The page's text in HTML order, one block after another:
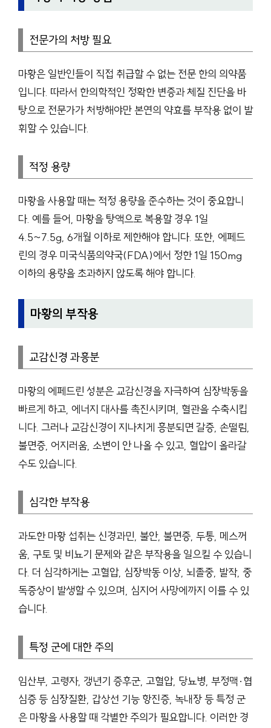
전문가의 처방 필요
마황은 일반인들이 직접 취급할 수 없는 전문 한의 의약품
입니다. 따라서 한의학적인 정확한 변증과 체질 진단을 바
탕으로 전문가가 처방해야만 본연의 약효를 부작용 없이 발
휘할 수 있습니다.
적정 용량
마황을 사용할 때는 적정 용량을 준수하는 것이 중요합니
다. 예를 들어, 마황을 탕액으로 복용할 경우 1일
4.5~7.5g, 6개월 이하로 제한해야 합니다. 또한, 에페드
린의 경우 미국식품의약국(FDA)에서 정한 1일 150mg
이하의 용량을 초과하지 않도록 해야 합니다.
마황의 부작용
교감신경 과흥분
마황의 에페드린 성분은 교감신경을 자극하여 심장박동을
빠르게 하고, 에너지 대사를 촉진시키며, 혈관을 수축시킵
니다. 그러나 교감신경이 지나치게 흥분되면 갈증, 손떨림,
불면증, 어지러움, 소변이 안 나올 수 있고, 혈압이 올라갈
수도 있습니다.
심각한 부작용
과도한 마황 섭취는 신경과민, 불안, 불면증, 두통, 메스꺼
움, 구토 및 비뇨기 문제와 같은 부작용을 일으킬 수 있습니
다. 더 심각하게는 고혈압, 심장박동 이상, 뇌졸중, 발작, 중
독증상이 발생할 수 있으며, 심지어 사망에까지 이를 수 있
습니다.
특정 군에 대한 주의
임산부, 고령자, 갱년기 증후군, 고혈압, 당뇨병, 부정맥·협
심증 등 심장질환, 갑상선 기능 항진증, 녹내장 등 특정 군
은 마황을 사용할 때 각별한 주의가 필요합니다. 이러한 경